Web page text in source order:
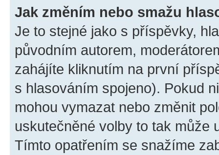
Jak změním nebo smažu
Je to stejné jako s příspěvky,
původním autorem,
zahájíte kliknutím na první
s hlasováním spojeno). Pokud
mohou vymazat nebo změnit
uskutečněné volby to tak může
Tímto opatřením se snažíme